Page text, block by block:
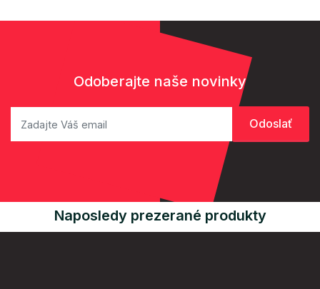
Odoberajte naše novinky
Naposledy prezerané produkty